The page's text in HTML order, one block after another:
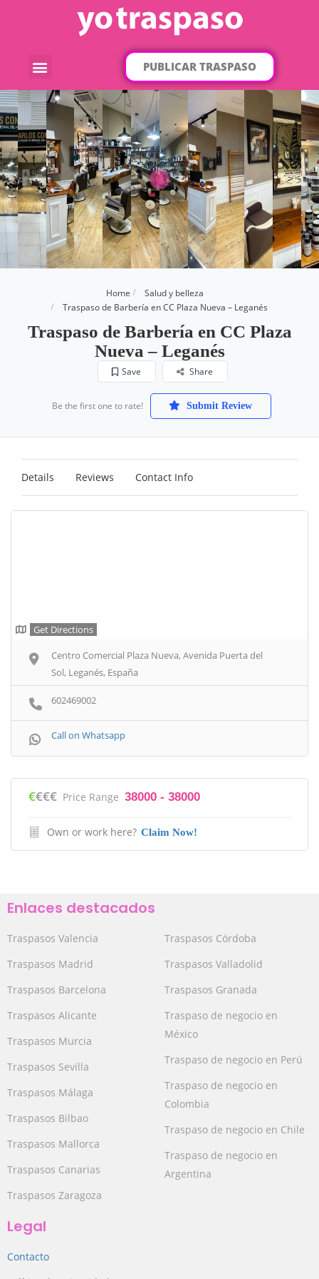
PUBLICAR TRASPASO
Home
Salud y belleza
Traspaso de Barbería en CC Plaza Nueva – Leganés
Traspaso de Barbería en CC Plaza
Nueva – Leganés
Save Share
Be the first one to rate! Submit Review
Details Reviews Contact Info
Get Directions
Centro Comercial Plaza Nueva, Avenida Puerta del
Sol, Leganés, España
602469002
Call on Whatsapp
€€€€ Price Range 38000 - 38000
Own or work here? Claim Now!
Enlaces destacados
Traspasos Valencia
Traspasos Madrid
Traspasos Barcelona
Traspasos Alicante
Traspasos Murcia
Traspasos Sevilla
Traspasos Málaga
Traspasos Bilbao
Traspasos Mallorca
Traspasos Canarias
Traspasos Zaragoza
Traspasos Córdoba
Traspasos Valladolid
Traspasos Granada
Traspaso de negocio en
México
Traspaso de negocio en Perú
Traspaso de negocio en
Colombia
Traspaso de negocio en Chile
Traspaso de negocio en
Argentina
Legal
Contacto